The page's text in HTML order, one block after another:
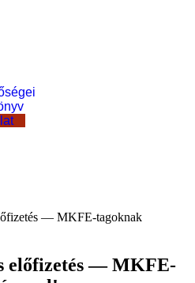
előfizetés — MKFE-